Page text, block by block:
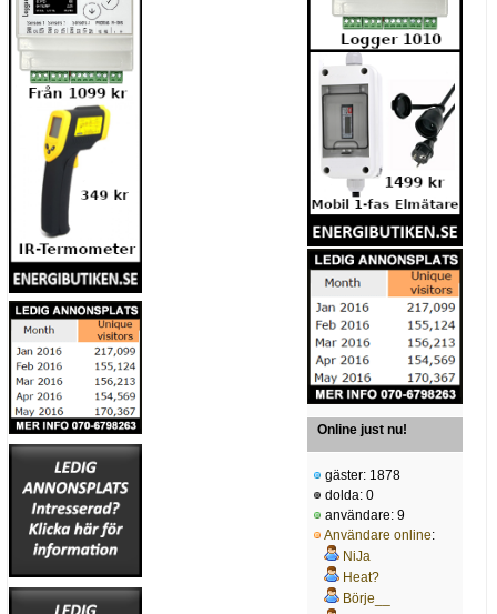
Online just nu!
gäster: 1878
dolda: 0
användare: 9
Användare online:
NiJa
Heat?
Börje__